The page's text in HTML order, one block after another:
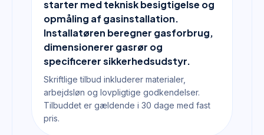
starter med teknisk besigtigelse og
opmåling af gasinstallation.
Installatøren beregner gasforbrug,
dimensionerer gasrør og
specificerer sikkerhedsudstyr.
Skriftlige tilbud inkluderer materialer,
arbejdsløn og lovpligtige godkendelser.
Tilbuddet er gældende i 30 dage med fast
pris.